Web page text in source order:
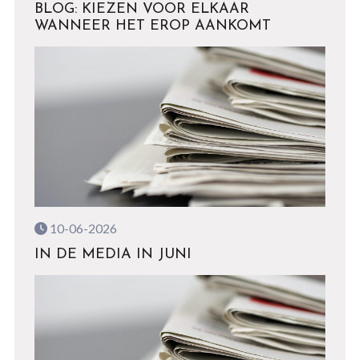
BLOG: KIEZEN VOOR ELKAAR
WANNEER HET EROP AANKOMT
10-06-2026
IN DE MEDIA IN JUNI